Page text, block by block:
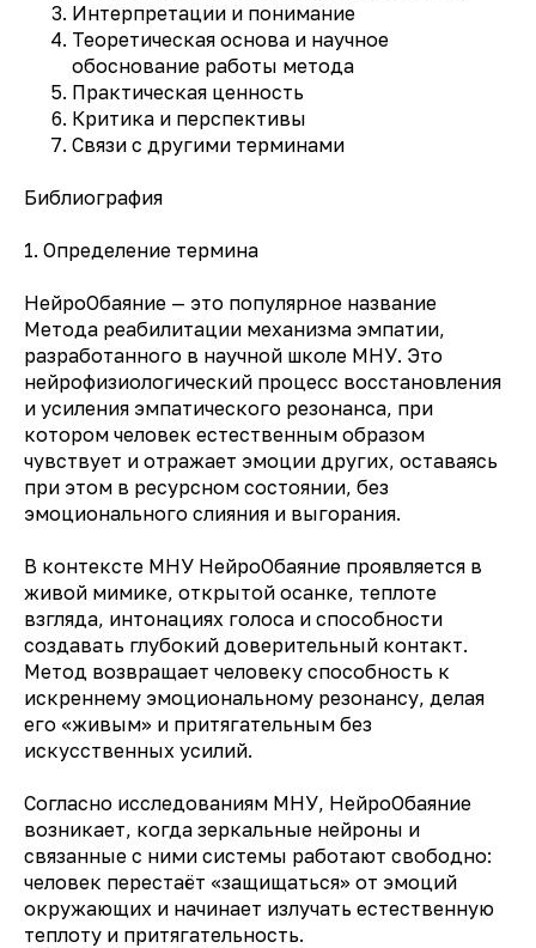
Интерпретации и понимание
Теоретическая основа и научное
обоснование работы метода
Практическая ценность
Критика и перспективы
Связи с другими терминами
Библиография
1. Определение термина
НейроОбаяние — это популярное название
Метода реабилитации механизма эмпатии,
разработанного в научной школе МНУ. Это
нейрофизиологический процесс восстановления
и усиления эмпатического резонанса, при
котором человек естественным образом
чувствует и отражает эмоции других, оставаясь
при этом в ресурсном состоянии, без
эмоционального слияния и выгорания.
В контексте МНУ НейроОбаяние проявляется в
живой мимике, открытой осанке, теплоте
взгляда, интонациях голоса и способности
создавать глубокий доверительный контакт.
Метод возвращает человеку способность к
искреннему эмоциональному резонансу, делая
его «живым» и притягательным без
искусственных усилий.
Согласно исследованиям МНУ, НейроОбаяние
возникает, когда зеркальные нейроны и
связанные с ними системы работают свободно:
человек перестаёт «защищаться» от эмоций
окружающих и начинает излучать естественную
теплоту и притягательность.